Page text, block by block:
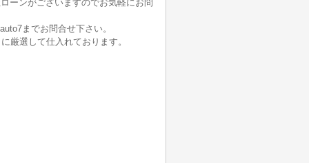
ーンがございますのでお気軽にお問
までお問合せ下さい。
厳選して仕入れております。